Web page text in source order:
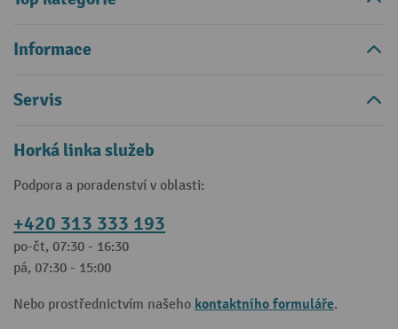
Informace
Servis
Horká linka služeb
Podpora a poradenství v oblasti:
+420 313 333 193
po-čt, 07:30 - 16:30
pá, 07:30 - 15:00
Nebo prostřednictvím našeho kontaktního formuláře.